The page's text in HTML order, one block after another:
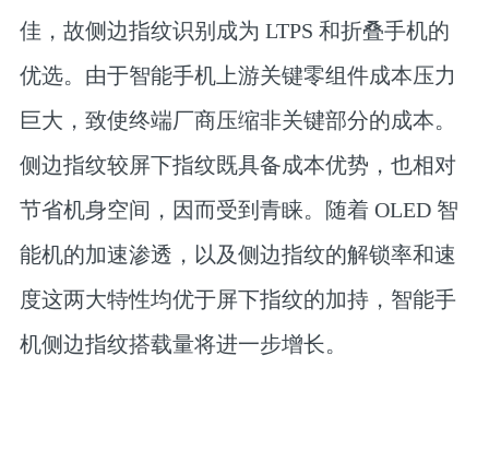
佳，故侧边指纹识别成为 LTPS 和折叠手机的
优选。由于智能手机上游关键零组件成本压力
巨大，致使终端厂商压缩非关键部分的成本。
侧边指纹较屏下指纹既具备成本优势，也相对
节省机身空间，因而受到青睐。随着 OLED 智
能机的加速渗透，以及侧边指纹的解锁率和速
度这两大特性均优于屏下指纹的加持，智能手
机侧边指纹搭载量将进一步增长。